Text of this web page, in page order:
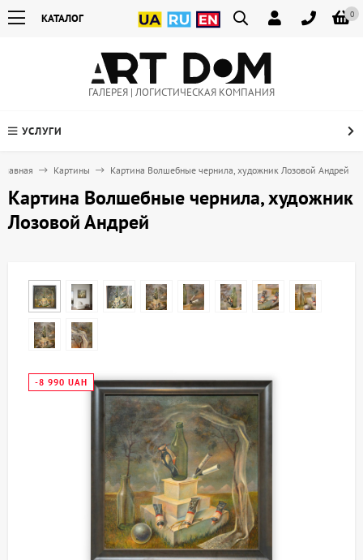
0
КАТАЛОГ
ГАЛЕРЕЯ | ЛОГИСТИЧЕСКАЯ КОМПАНИЯ
УСЛУГИ
Главная Картины Картина Волшебные чернила, художник Лозовой Андрей
Картина Волшебные чернила, художник
Лозовой Андрей
-8 990 UAH